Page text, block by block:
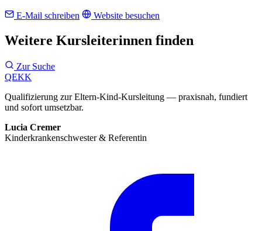
E-Mail schreiben Website besuchen
Weitere Kursleiterinnen finden
Zur Suche
QEKK
Qualifizierung zur Eltern-Kind-Kursleitung — praxisnah, fundiert
und sofort umsetzbar.
Lucia Cremer
Kinderkrankenschwester & Referentin